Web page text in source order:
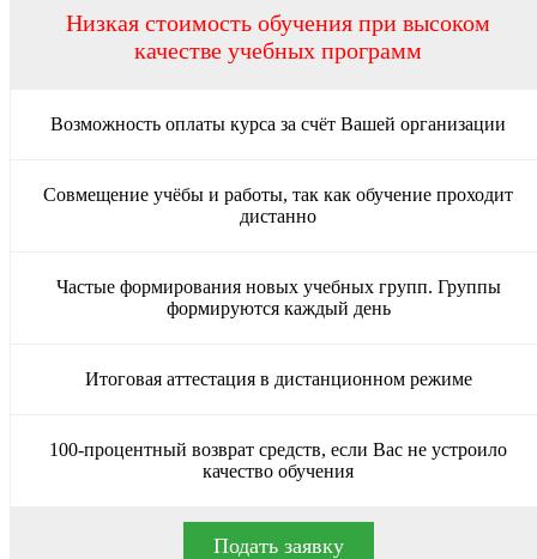
Низкая стоимость обучения при высоком
качестве учебных программ
Возможность оплаты курса за счёт Вашей организации
Совмещение учёбы и работы, так как обучение проходит
дистанно
Частые формирования новых учебных групп. Группы
формируются каждый день
Итоговая аттестация в дистанционном режиме
100-процентный возврат средств, если Вас не устроило
качество обучения
Подать заявку